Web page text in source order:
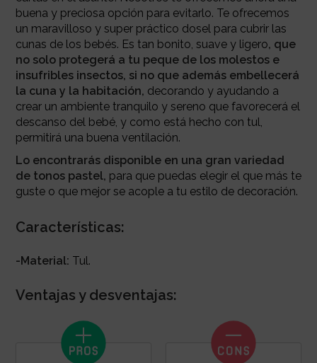
buena y preciosa opción para evitarlo. Te ofrecemos
un maravilloso y super práctico dosel para cubrir las
cunas de los bebés. Es tan bonito, suave y ligero, que
no solo protegerá a tu peque de los molestos e
insufribles insectos, si no que además embellecerá
la cuna y la habitación, decorando y ayudando a
crear un ambiente tranquilo y sereno que favorecerá el
descanso del bebé, y como está hecho con tul,
permitirá una buena ventilación.
Lo encontrarás disponible en una gran variedad
de tonos pastel, para que puedas elegir el que más te
guste o que mejor se acople a tu estilo de decoración.
Características:
-Material: Tul.
Ventajas y desventajas: